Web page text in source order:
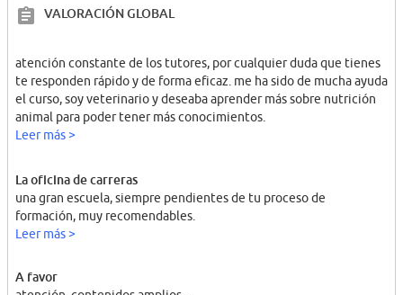
VALORACIÓN GLOBAL
atención constante de los tutores, por cualquier duda que tienes
te responden rápido y de forma eficaz. me ha sido de mucha ayuda
el curso, soy veterinario y deseaba aprender más sobre nutrición
animal para poder tener más conocimientos.
Leer más >
La oficina de carreras
una gran escuela, siempre pendientes de tu proceso de
formación, muy recomendables.
Leer más >
A favor